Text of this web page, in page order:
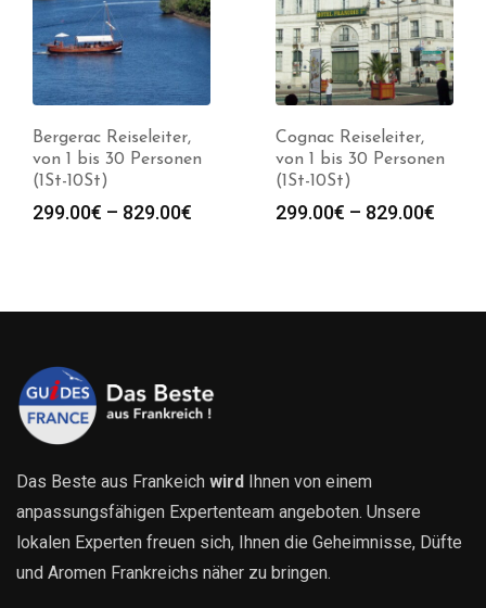
Bergerac Reiseleiter,
von 1 bis 30 Personen
(1St-10St)
299.00€ – 829.00€ Preisspanne:
Cognac Reiseleiter,
von 1 bis 30 Personen
(1St-10St)
299.00€ – 829.00€
Das Beste aus Frankeich wird Ihnen von einem
anpassungsfähigen Expertenteam angeboten. Unsere
lokalen Experten freuen sich, Ihnen die Geheimnisse, Düfte
und Aromen Frankreichs näher zu bringen.